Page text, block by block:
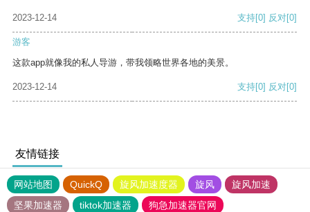
2023-12-14 支持[0] 反对[0]
游客
这款app就像我的私人导游，带我领略世界各地的美景。
2023-12-14 支持[0] 反对[0]
友情链接
网站地图 QuickQ 旋风加速度器 旋风
旋风加速
坚果加速器
tiktok加速器
狗急加速器官网